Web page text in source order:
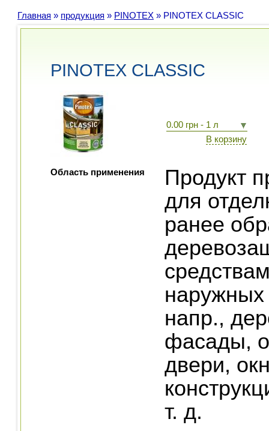
Главная » продукция » PINOTEX » PINOTEX CLASSIC
PINOTEX CLASSIC
0.00 грн - 1 л
В корзину
Область применения
Продукт
для
ранее
наружных
напр.,
фасады,
двери,
т. д.